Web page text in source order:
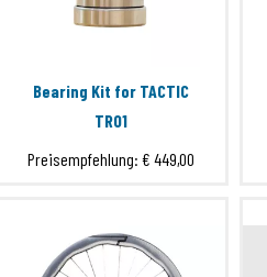
Bearing Kit for TACTIC
TR01
Preisempfehlung:€ 449,00